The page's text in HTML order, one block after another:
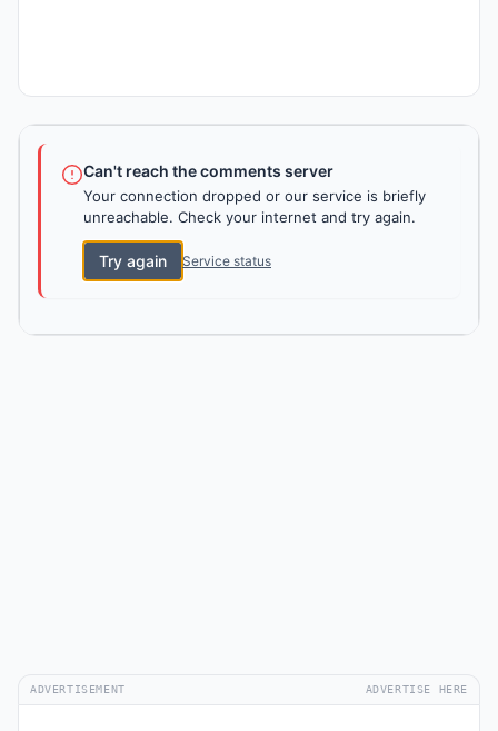
Can't reach the comments server
Your connection dropped or our service is briefly
unreachable. Check your internet and try again.
Try again Service status
ADVERTISEMENT ADVERTISE HERE